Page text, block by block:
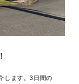
します。3日間の